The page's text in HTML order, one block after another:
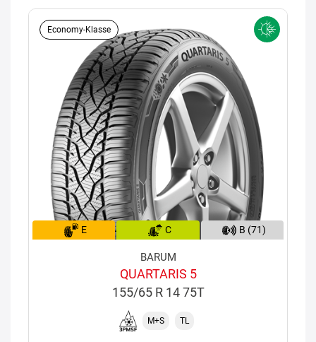
Economy-Klasse
E C B (71)
BARUM
QUARTARIS 5
155/65 R 14 75T
M+S TL